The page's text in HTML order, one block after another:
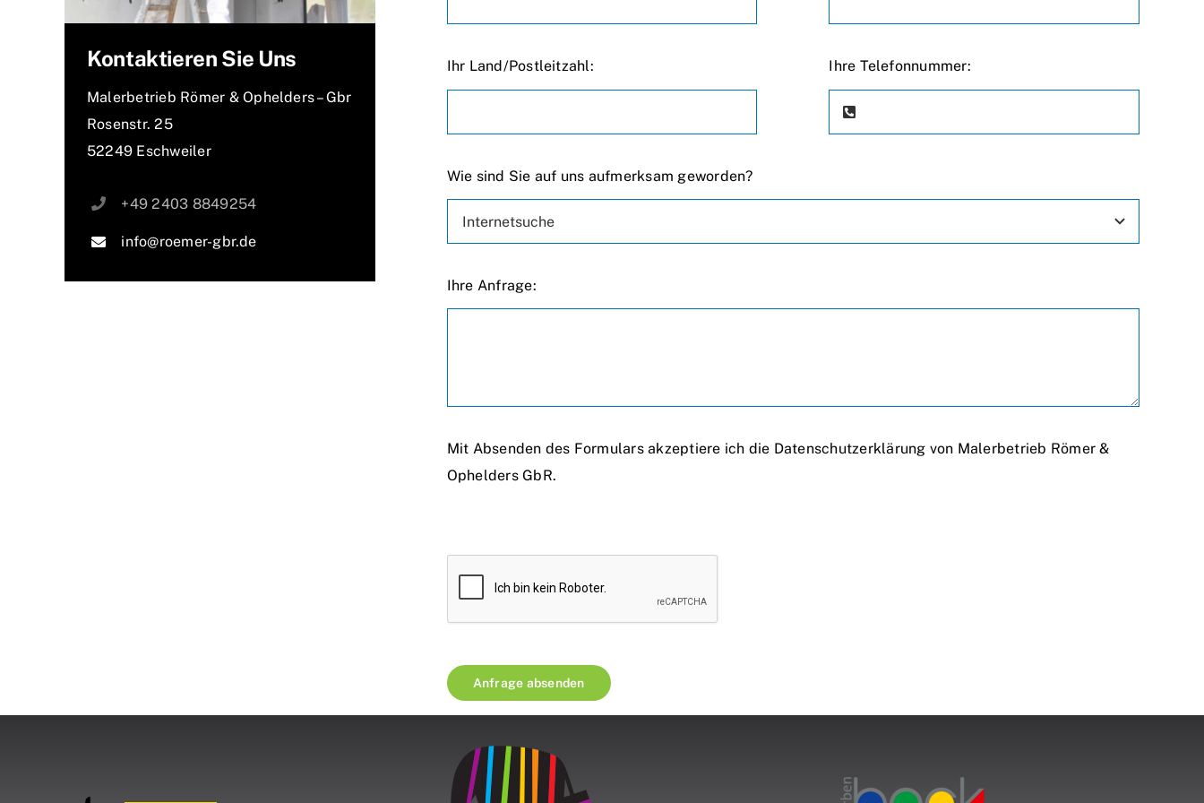
Kontaktieren Sie Uns
Malerbetrieb Römer & Ophelders – Gbr
Rosenstr. 25
52249 Eschweiler
+49 2403 8849254
info@roemer-gbr.de
Ihr Land/Postleitzahl: Ihre Telefonnummer:
Wie sind Sie auf uns aufmerksam geworden?
Ihre Anfrage:
Mit Absenden des Formulars akzeptiere ich die Datenschutzerklärung von Malerbetrieb Römer &
Ophelders GbR.
Anfrage absenden